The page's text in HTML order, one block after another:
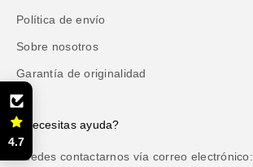
Política de envío
Sobre nosotros
Garantía de originalidad
¿Necesitas ayuda?
Puedes contactarnos vía correo electrónico:
4.7